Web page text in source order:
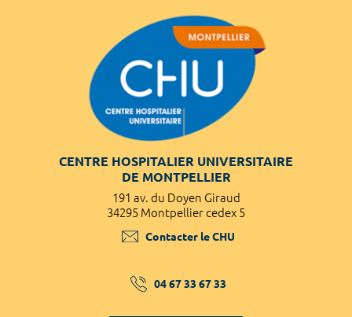
CENTRE HOSPITALIER UNIVERSITAIRE
DE MONTPELLIER
191 av. du Doyen Giraud
34295 Montpellier cedex 5
Contacter le CHU
04 67 33 67 33